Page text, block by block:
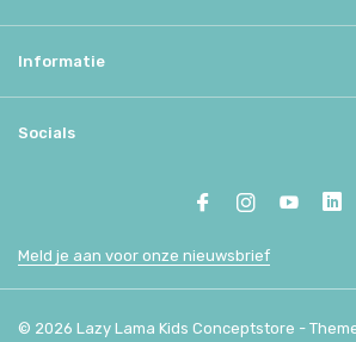
Informatie
Socials
Meld je aan voor onze nieuwsbrief
© 2026 Lazy Lama Kids Conceptstore -